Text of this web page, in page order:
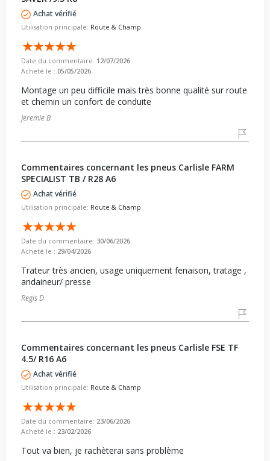
Achat vérifié
Utilisation principale: Route & Champ
Date du commentaire: 12/07/2026
Acheté le : 05/05/2026
Montage un peu difficile mais très bonne qualité sur route
et chemin un confort de conduite
Jeremie B
Commentaires concernant les pneus Carlisle FARM
SPECIALIST TB / R28 A6
Achat vérifié
Utilisation principale: Route & Champ
Date du commentaire: 30/06/2026
Acheté le : 29/04/2026
Trateur très ancien, usage uniquement fenaison, tratage ,
andaineur/ presse
Regis D
Commentaires concernant les pneus Carlisle FSE TF
4.5/ R16 A6
Achat vérifié
Utilisation principale: Route & Champ
Date du commentaire: 23/06/2026
Acheté le : 23/02/2026
Tout va bien, je rachèterai sans problème